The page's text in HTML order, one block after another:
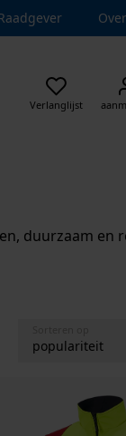
Verlanglijst
duurzaam en